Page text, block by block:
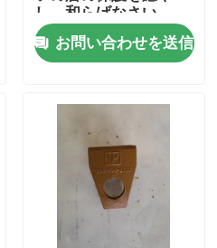
歯
し、和らげなさい
お問い合わせを送信